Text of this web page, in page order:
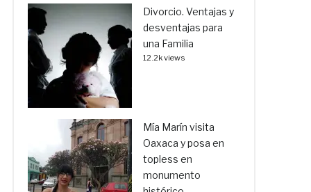
Divorcio. Ventajas y
desventajas para
una Familia
12.2k views
Mía Marín visita
Oaxaca y posa en
topless en
monumento